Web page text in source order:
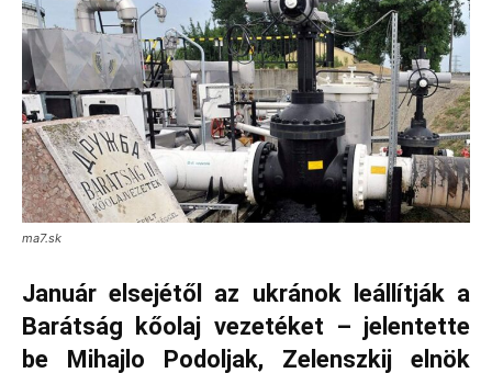
ma7.sk
Január elsejétől az ukránok leállítják a
Barátság kőolaj vezetéket – jelentette
be Mihajlo Podoljak, Zelenszkij elnök